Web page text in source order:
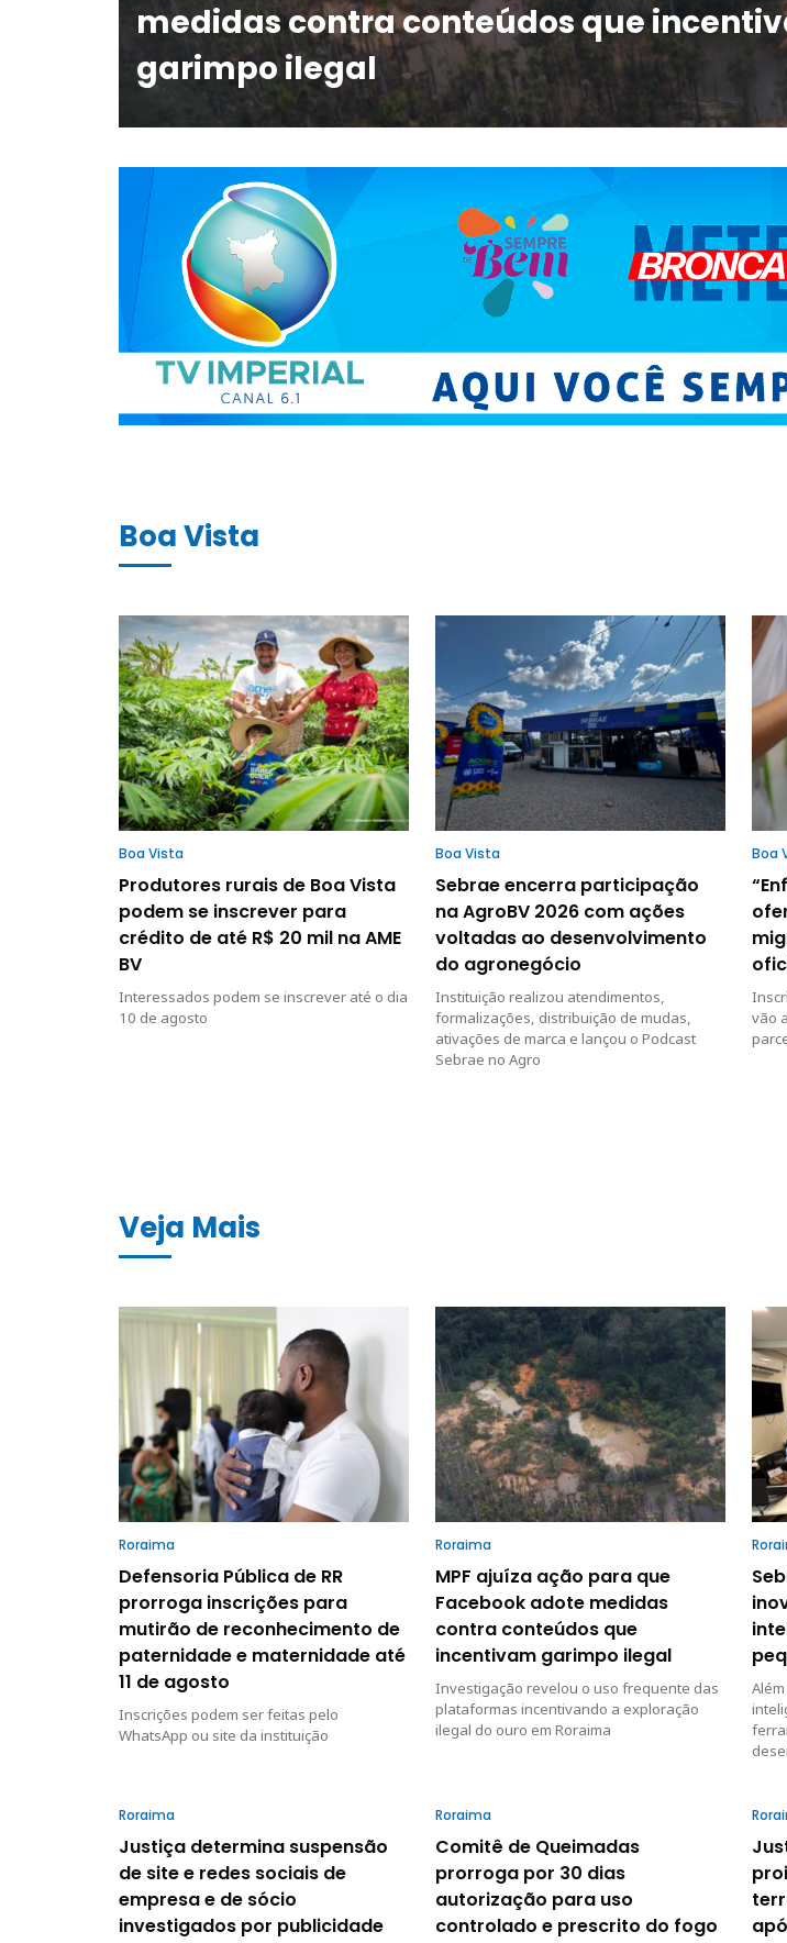
medidas contra conteúdos que
garimpo ilegal
Boa Vista
Boa Vista
Produtores rurais de Boa Vista
podem se inscrever para
crédito de até R$ 20 mil na AME
BV
Interessados podem se inscrever até o dia
10 de agosto
Boa Vista
Sebrae encerra participação
na AgroBV 2026 com ações
voltadas ao desenvolvimento
do agronegócio
Instituição realizou atendimentos,
formalizações, distribuição de mudas,
ativações de marca e lançou o Podcast
Sebrae no Agro
Boa
vão
Veja Mais
Roraima
Defensoria Pública de RR
prorroga inscrições para
mutirão de reconhecimento de
paternidade e maternidade até
11 de agosto
Inscrições podem ser feitas pelo
WhatsApp ou site da instituição
Roraima
MPF ajuíza ação para que
Facebook adote medidas
contra conteúdos que
incentivam garimpo ilegal
Investigação revelou o uso frequente das
plataformas incentivando a exploração
ilegal do ouro em Roraima
Roraima
Justiça determina suspensão
de site e redes sociais de
empresa e de sócio
investigados por publicidade
Roraima
Comitê de Queimadas
prorroga por 30 dias
autorização para uso
controlado e prescrito do fogo